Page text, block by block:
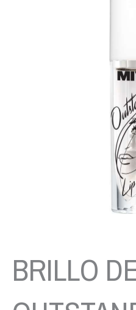
BRILLO